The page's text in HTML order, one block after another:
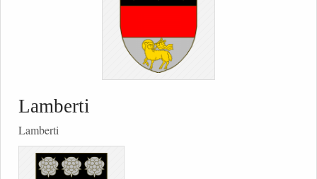
Lamberti
Lamberti